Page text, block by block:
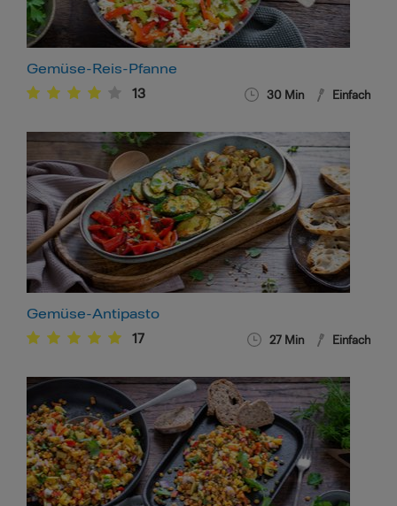
Gemüse-Reis-Pfanne
13 30 Min Einfach
Gemüse-Antipasto
17 27 Min Einfach